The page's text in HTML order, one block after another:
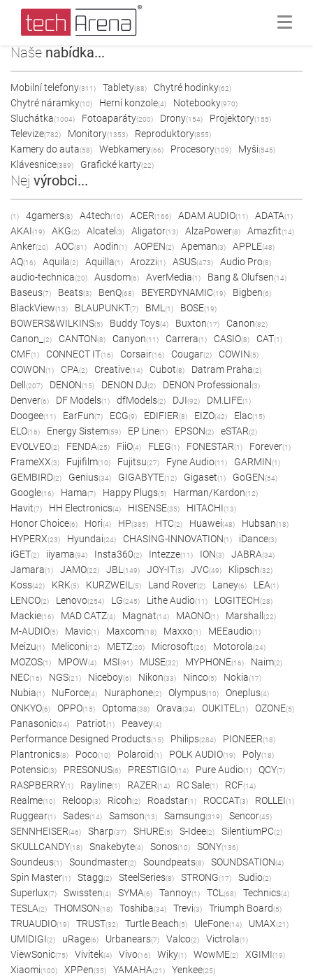
Naše nabídka...
Mobilní telefony(311) Tablety(88) Chytré hodinky(62)
Chytré náramky(10) Herní konzole(4) Notebooky(970)
Sluchátka(1004) Fotoaparáty(200) Drony(154) Projektory(155)
Televize(782) Monitory(1353) Reproduktory(855)
Kamery do auta(58) Webkamery(66) Procesory(109) Myši(545)
Klávesnice(389) Grafické karty(22)
Nej výrobci...
(1) 4gamers(8) A4tech(10) ACER(166) ADAM AUDIO(11) ADATA(1)
AKAI(19) AKG(2) Alcatel (3) Aligator(13) AlzaPower(8) Amazfit(14)
Anker(20) AOC(81) Aodin(1) AOPEN(2) Apeman(3) APPLE(48)
AQ(16) Aquila(2) Aquilla(1) Arozzi(1) ASUS(473) Audio Pro(8)
audio-technica(20) Ausdom(6) AverMedia(1) Bang & Olufsen(14)
Baseus(7) Beats(3) BenQ(68) BEYERDYNAMIC(19) Bigben(6)
BlackView(13) BLAUPUNKT(7) BML (1) BOSE(19)
BOWERS&WILKINS(5) Buddy Toys(4) Buxton(17) Canon(82)
Canon_ (2) CANTON(8) Canyon(11) Carrera(1) CASIO(8) CAT(1)
CMF(1) CONNECT IT(16) Corsair(16) Cougar(2) COWIN(5)
COWON(1) CPA(2) Creative(14) Cubot(8) Datram Praha(2)
Dell (207) DENON(15) DENON DJ(2) DENON Professional (3)
Denver(6) DF Models(1) dfModels(2) DJI(92) DM.LIFE(1)
Doogee(11) EarFun(7) ECG(9) EDIFIER(8) EIZO(42) Elac(15)
ELO(16) Energy Sistem(59) EP Line(1) EPSON(2) eSTAR(2)
EVOLVEO(2) FENDA(25) FiiO(4) FLEG(1) FONESTAR(1) Forever(1)
FrameXX(3) Fujifilm(10) Fujitsu(27) Fyne Audio(11) GARMIN(1)
GEMBIRD(2) Genius(34) GIGABYTE(12) Gigaset(1) GoGEN(54)
Google(16) Hama(7) Happy Plugs(5) Harman/Kardon(12)
Havit(7) HH Electronics(4) HISENSE(35) HITACHI(13)
Honor Choice(6) Hori(4) HP(385) HTC(2) Huawei(48) Hubsan(18)
HYPERX(23) Hyundai(24) CHASING-INNOVATION(1) iDance(3)
iGET(2) iiyama(94) Insta360(2) Intezze(11) ION(3) JABRA(34)
Jamara(1) JAMO(22) JBL (149) JOY-IT(3) JVC(49) Klipsch(32)
Koss(42) KRK(5) KURZWEIL (5) Land Rover(2) Laney(6) LEA(1)
LENCO(2) Lenovo(254) LG(245) Lithe Audio(11) LOGITECH(28)
Mackie(16) MAD CATZ(4) Magnat(14) MAONO(1) Marshall (22)
M-AUDIO(5) Mavic(1) Maxcom(18) Maxxo(1) MEEaudio(1)
Meizu(1) Meliconi(12) METZ(20) Microsoft(26) Motorola(24)
MOZOS(1) MPOW(4) MSI(91) MUSE(32) MYPHONE(16) Naim(2)
NEC(16) NGS(21) Niceboy(6) Nikon(33) Ninco(5) Nokia(17)
Nubia(1) NuForce(4) Nuraphone(2) Olympus(10) Oneplus(4)
ONKYO(6) OPPO(15) Optoma(38) Orava(34) OUKITEL (1) OZONE(5)
Panasonic(94) Patriot(1) Peavey(4)
Performance Designed Products(15) Philips(284) PIONEER(18)
Plantronics(8) Poco(10) Polaroid(1) POLK AUDIO(19) Poly(18)
Potensic(3) PRESONUS(6) PRESTIGIO(14) Pure Audio(1) QCY(7)
RASPBERRY(1) Rayline(1) RAZER(14) RC Sale(1) RCF(14)
Realme(10) Reloop(3) Ricoh(2) Roadstar(1) ROCCAT(3) ROLLEI(1)
Ruggear(1) Sades(14) Samson(13) Samsung(319) Sencor(45)
SENNHEISER(46) Sharp(37) SHURE(5) S-Idee(2) SilentiumPC(2)
SKULLCANDY(18) Snakebyte(4) Sonos(10) SONY(136)
Soundeus(1) Soundmaster(2) Soundpeats(8) SOUNDSATION(4)
Spin Master(1) Stagg(2) SteelSeries(8) STRONG(17) Sudio(2)
Superlux(7) Swissten(4) SYMA(6) Tannoy(1) TCL (68) Technics(4)
TESLA(2) THOMSON(18) Toshiba(34) Trevi(3) Triumph Board(5)
TRUAUDIO(19) TRUST(32) Turtle Beach(5) UleFone(14) UMAX(21)
UMIDIGI(2) uRage(6) Urbanears(7) Valco(2) Victrola(1)
ViewSonic(75) Vivitek(4) Vivo(16) Wiky(1) WowME(2) XGIMI(19)
Xiaomi(100) XPPen(35) YAMAHA(21) Yenkee(25)